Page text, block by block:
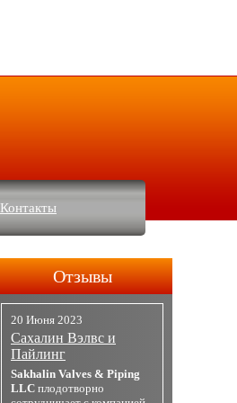
Контакты
Отзывы
20 Июня 2023
Сахалин Вэлвс и
Пайлинг
Sakhalin Valves & Piping
LLC плодотворно